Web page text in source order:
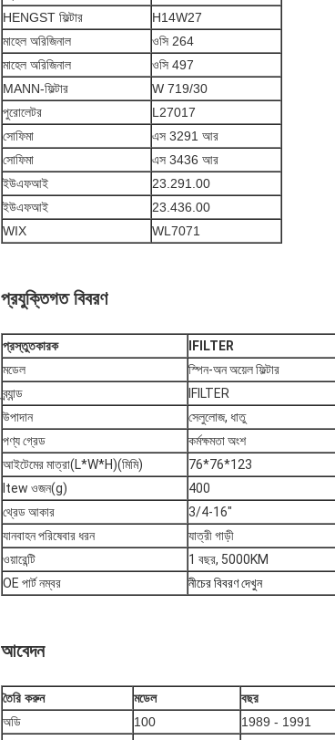
HENGST ফিল্টার
H14W27
মাহেল অরিজিনাল
ওসি 264
মাহেল অরিজিনাল
ওসি 497
MANN-ফিল্টার
W 719/30
পুরোলেটর
L27017
সোফিমা
এস 3291 আর
সোফিমা
এস 3436 আর
ইউএফআই
23.291.00
ইউএফআই
23.436.00
WIX
WL7071
প্রযুক্তিগত বিবরণ
প্রস্তুতকারক
IFILTER
মডেল
স্পিন-অন অয়েল ফিল্টার
ব্র্যান্ড
IFILTER
উপাদান
সেলুলোজ, ধাতু
পণ্য গ্রেড
কর্মক্ষমতা অংশ
আইটেমের মাত্রা(L*W*H)(মিমি)
76*76*123
Itew ওজন(g)
400
থ্রেড আকার
3/4-16"
যানবাহন পরিষেবার ধরন
যাত্রী গাড়ী
ওয়ারেন্টি
1 বছর, 5000KM
OE পার্ট নম্বর
নীচের বিবরণ দেখুন
আবেদন
তৈরি করুন মডেল বছর
অডি
100 1989 - 1991